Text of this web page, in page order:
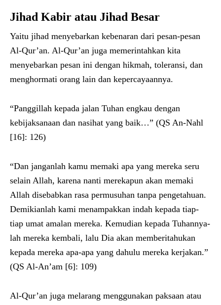
Jihad Kabir atau Jihad Besar
Yaitu jihad menyebarkan kebenaran dari pesan-pesan
Al-Qur’an. Al-Qur’an juga memerintahkan kita
menyebarkan pesan ini dengan hikmah, toleransi, dan
menghormati orang lain dan kepercayaannya.
“Panggillah kepada jalan Tuhan engkau dengan
kebijaksanaan dan nasihat yang baik…” (QS An-Nahl
[16]: 126)
“Dan janganlah kamu memaki apa yang mereka seru
selain Allah, karena nanti merekapun akan memaki
Allah disebabkan rasa permusuhan tanpa pengetahuan.
Demikianlah kami menampakkan indah kepada tiap-
tiap umat amalan mereka. Kemudian kepada Tuhannya-
lah mereka kembali, lalu Dia akan memberitahukan
kepada mereka apa-apa yang dahulu mereka kerjakan.”
(QS Al-An’am [6]: 109)
Al-Qur’an juga melarang menggunakan paksaan atau